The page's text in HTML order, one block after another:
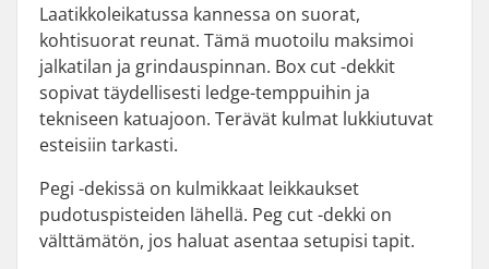
Laatikkoleikatussa kannessa on suorat,
kohtisuorat reunat. Tämä muotoilu maksimoi
jalkatilan ja grindauspinnan. Box cut -dekkit
sopivat täydellisesti ledge-temppuihin ja
tekniseen katuajoon. Terävät kulmat lukkiutuvat
esteisiin tarkasti.
Pegi -dekissä on kulmikkaat leikkaukset
pudotuspisteiden lähellä. Peg cut -dekki on
välttämätön, jos haluat asentaa setupisi tapit.